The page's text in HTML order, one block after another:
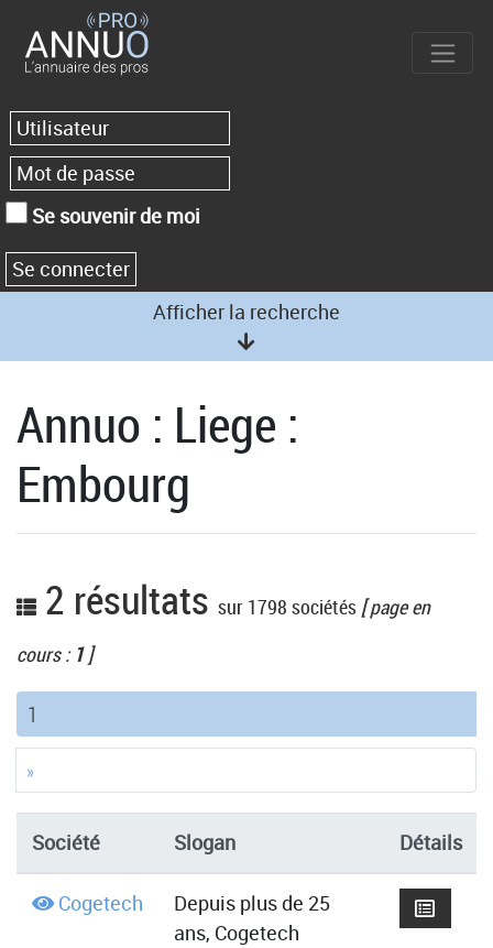
Se souvenir de moi
Afficher la recherche
Annuo : Liege :
Embourg
2 résultats sur 1798 sociétés [ page en
cours : 1]
1
»
Société Slogan Détails
Cogetech
Depuis plus de 25
ans, Cogetech